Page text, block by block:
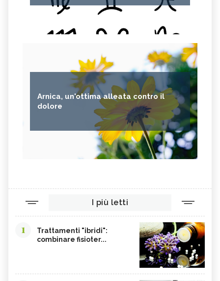
Arnica, un'ottima alleata contro il
dolore
I più letti
1
Trattamenti "ibridi":
combinare fisioter...